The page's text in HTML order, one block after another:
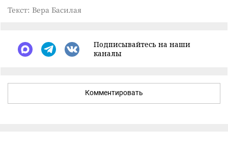
Текст: Вера Басилая
Подписывайтесь на наши
каналы
Комментировать